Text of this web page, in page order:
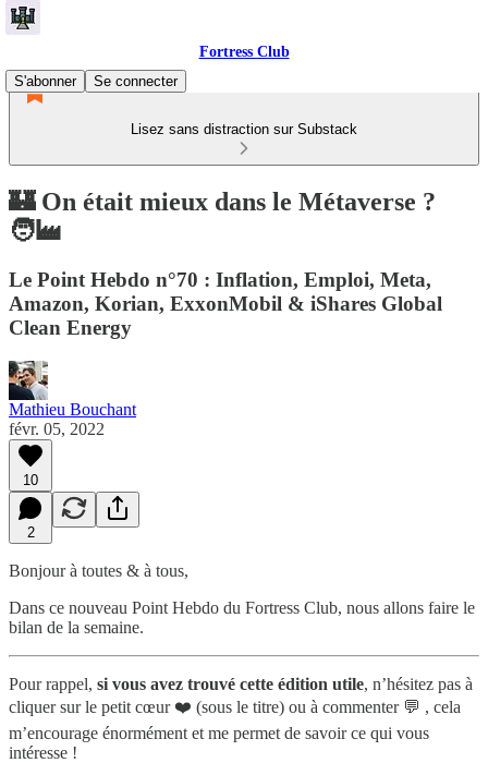
Fortress Club
S'abonner
Se connecter
Lisez sans distraction sur Substack
🏰 On était mieux dans le Métaverse ?
🧑‍🏭
Le Point Hebdo n°70 : Inflation, Emploi, Meta,
Amazon, Korian, ExxonMobil & iShares Global
Clean Energy
Mathieu Bouchant
févr. 05, 2022
10
2
Bonjour à toutes & à tous,
Dans ce nouveau Point Hebdo du Fortress Club, nous allons faire le
bilan de la semaine.
Pour rappel, si vous avez trouvé cette édition utile, n’hésitez pas à
cliquer sur le petit cœur ❤️ (sous le titre) ou à commenter 💬 , cela
m’encourage énormément et me permet de savoir ce qui vous
intéresse !